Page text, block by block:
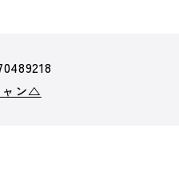
ャン△